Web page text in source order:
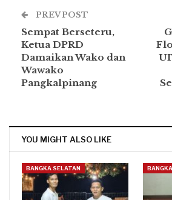
PREV POST
Sempat Berseteru,
Ketua DPRD
Damaikan Wako dan
Wawako
Pangkalpinang
YOU MIGHT ALSO LIKE
BANGKA SELATAN